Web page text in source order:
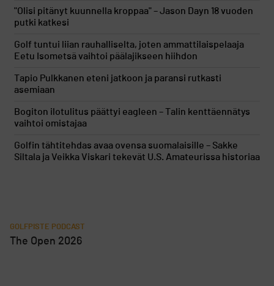
"Olisi pitänyt kuunnella kroppaa" – Jason Dayn 18 vuoden
putki katkesi
Golf tuntui liian rauhalliselta, joten ammattilaispelaaja
Eetu Isometsä vaihtoi päälajikseen hiihdon
Tapio Pulkkanen eteni jatkoon ja paransi rutkasti
asemiaan
Bogiton ilotulitus päättyi eagleen – Talin kenttäennätys
vaihtoi omistajaa
Golfin tähtitehdas avaa ovensa suomalaisille – Sakke
Siltala ja Veikka Viskari tekevät U.S. Amateurissa historiaa
GOLFPISTE PODCAST
The Open 2026